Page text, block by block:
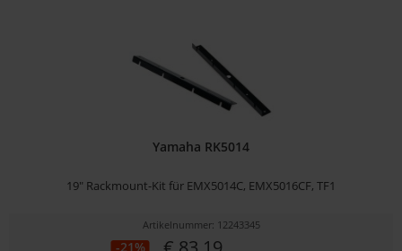
Yamaha RK5014
19" Rackmount-Kit für EMX5014C, EMX5016CF, TF1
Artikelnummer: 12243345
-21%